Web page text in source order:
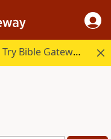
Try Bible Gateway Plus.